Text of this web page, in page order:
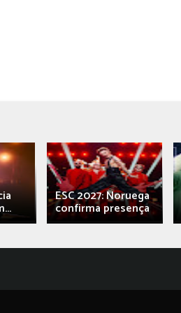
ESC 2027: Noruega
confirma presença